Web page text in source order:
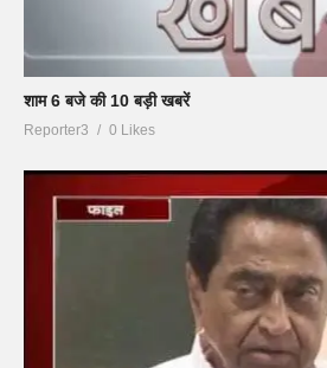
शाम 6 बजे की 10 बड़ी खबरें
Reporter3 0 Likes